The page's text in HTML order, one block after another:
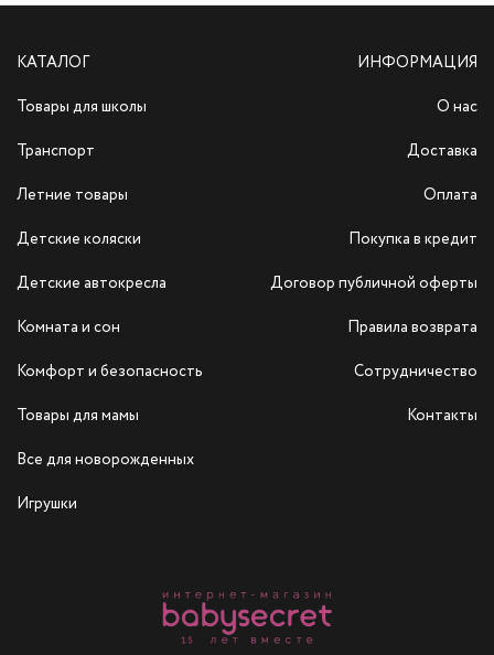
КАТАЛОГ
Товары для школы
Транспорт
Летние товары
Детские коляски
Детские автокресла
Комната и сон
Комфорт и безопасность
Товары для мамы
Все для новорожденных
Игрушки
ИНФОРМАЦИЯ
О нас
Доставка
Оплата
Покупка в кредит
Договор публичной оферты
Правила возврата
Сотрудничество
Контакты